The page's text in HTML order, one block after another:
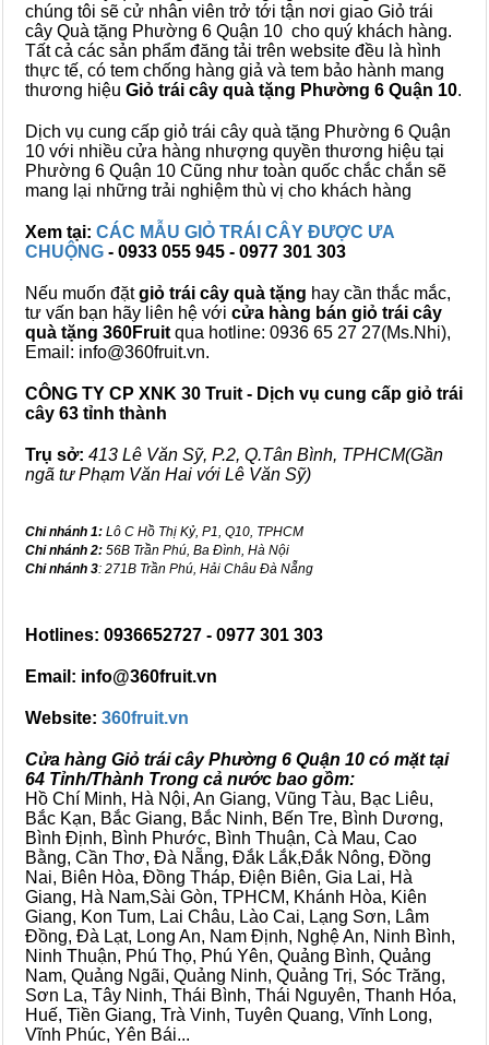
chúng tôi sẽ cử nhân viên trở tới tận nơi giao Giỏ trái
cây Quà tặng Phường 6 Quận 10 cho quý khách hàng.
Tất cả các sản phẩm đăng tải trên website đều là hình
thực tế, có tem chống hàng giả và tem bảo hành mang
thương hiệu Giỏ trái cây quà tặng Phường 6 Quận 10.
Dịch vụ cung cấp giỏ trái cây quà tặng Phường 6 Quận
10 với nhiều cửa hàng nhượng quyền thương hiệu tại
Phường 6 Quận 10 Cũng như toàn quốc chắc chắn sẽ
mang lại những trải nghiệm thù vị cho khách hàng
Xem tại: CÁC MẪU GIỎ TRÁI CÂY ĐƯỢC ƯA
CHUỘNG - 0933 055 945 - 0977 301 303
Nếu muốn đặtgiỏ trái cây quà tặng hay cần thắc mắc,
tư vấn bạn hãy liên hệ với cửa hàng bán giỏ trái cây
quà tặng 360Fruit qua hotline: 0936 65 27 27(Ms.Nhi),
Email: info@360fruit.vn.
CÔNG TY CP XNK 30 Truit - Dịch vụ cung cấp giỏ trái
cây 63 tỉnh thành
Trụ sở: 413 Lê Văn Sỹ, P.2, Q.Tân Bình, TPHCM(Gần
ngã tư Phạm Văn Hai với Lê Văn Sỹ)
Chi nhánh 1: Lô C Hồ Thị Kỷ, P1, Q10, TPHCM
Chi nhánh 2: 56B Trần Phú, Ba Đình, Hà Nội
Chi nhánh 3: 271B Trần Phú, Hải Châu Đà Nẵng
Hotlines: 0936652727 - 0977 301 303
Email: info@360fruit.vn
Website: 360fruit.vn
Cửa hàng Giỏ trái cây Phường 6 Quận 10 có mặt tại
64 Tỉnh/Thành Trong cả nước bao gồm:
Hồ Chí Minh, Hà Nội, An Giang, Vũng Tàu, Bạc Liêu,
Bắc Kạn, Bắc Giang, Bắc Ninh, Bến Tre, Bình Dương,
Bình Định, Bình Phước, Bình Thuận, Cà Mau, Cao
Bằng, Cần Thơ, Đà Nẵng, Đắk Lắk,Đắk Nông, Đồng
Nai, Biên Hòa, Đồng Tháp, Điện Biên, Gia Lai, Hà
Giang, Hà Nam,Sài Gòn, TPHCM, Khánh Hòa, Kiên
Giang, Kon Tum, Lai Châu, Lào Cai, Lạng Sơn, Lâm
Đồng, Đà Lạt, Long An, Nam Định, Nghệ An, Ninh Bình,
Ninh Thuận, Phú Thọ, Phú Yên, Quảng Bình, Quảng
Nam, Quảng Ngãi, Quảng Ninh, Quảng Trị, Sóc Trăng,
Sơn La, Tây Ninh, Thái Bình, Thái Nguyên, Thanh Hóa,
Huế, Tiền Giang, Trà Vinh, Tuyên Quang, Vĩnh Long,
Vĩnh Phúc, Yên Bái...